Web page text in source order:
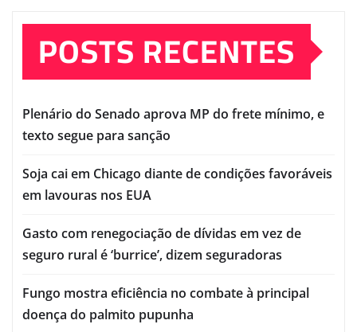
POSTS RECENTES
Plenário do Senado aprova MP do frete mínimo, e
texto segue para sanção
Soja cai em Chicago diante de condições favoráveis
em lavouras nos EUA
Gasto com renegociação de dívidas em vez de
seguro rural é ‘burrice’, dizem seguradoras
Fungo mostra eficiência no combate à principal
doença do palmito pupunha